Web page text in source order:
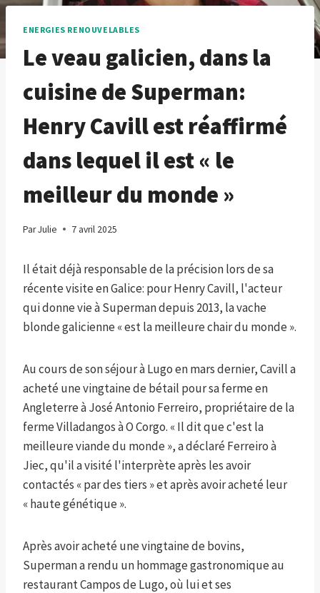
ENERGIES RENOUVELABLES
Le veau galicien, dans la
cuisine de Superman:
Henry Cavill est réaffirmé
dans lequel il est « le
meilleur du monde »
ParJulie 7 avril 2025
Il était déjà responsable de la précision lors de sa
récente visite en Galice: pour Henry Cavill, l'acteur
qui donne vie à Superman depuis 2013, la vache
blonde galicienne « est la meilleure chair du monde ».
Au cours de son séjour à Lugo en mars dernier, Cavill a
acheté une vingtaine de bétail pour sa ferme en
Angleterre à José Antonio Ferreiro, propriétaire de la
ferme Villadangos à O Corgo. « Il dit que c'est la
meilleure viande du monde », a déclaré Ferreiro à
Jiec, qu'il a visité l'interprète après les avoir
contactés « par des tiers » et après avoir acheté leur
« haute génétique ».
Après avoir acheté une vingtaine de bovins,
Superman a rendu un hommage gastronomique au
restaurant Campos de Lugo, où lui et ses